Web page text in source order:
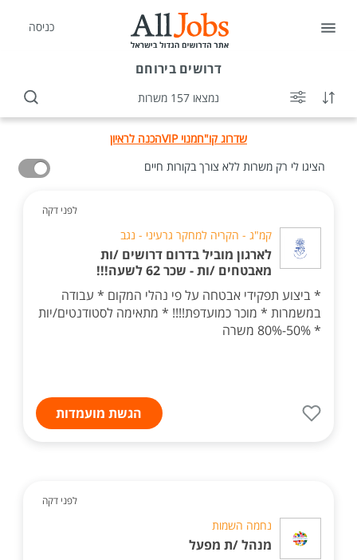
כניסה
דרושיםבירוחם
נמצאו 157 משרות
שדרוג קו"חמנוי VIP
הכנה לראיון
הציגו לי רק משרות ללא צורך בקורות חיים
לפני דקה
קמ"ג - הקריה למחקר גרעיני - נגב
לארגון מוביל בדרום דרושים /ות
מאבטחים /ות - שכר 62 לשעה!!!
* ביצוע תפקידי אבטחה על פי נהלי המקום * עבודה
במשמרות * מוכר כמועדפת!!!! * מתאימה לסטודנטים/יות
* 50%-80% משרה
הגשת מועמדות
לפני דקה
נחמה השמות
מנהל /ת מפעל